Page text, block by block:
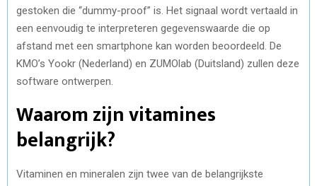
gestoken die “dummy-proof” is. Het signaal wordt vertaald in
een eenvoudig te interpreteren gegevenswaarde die op
afstand met een smartphone kan worden beoordeeld. De
KMO’s Yookr (Nederland) en ZUMOlab (Duitsland) zullen deze
software ontwerpen.
Waarom zijn vitamines
belangrijk?
Vitaminen en mineralen zijn twee van de belangrijkste